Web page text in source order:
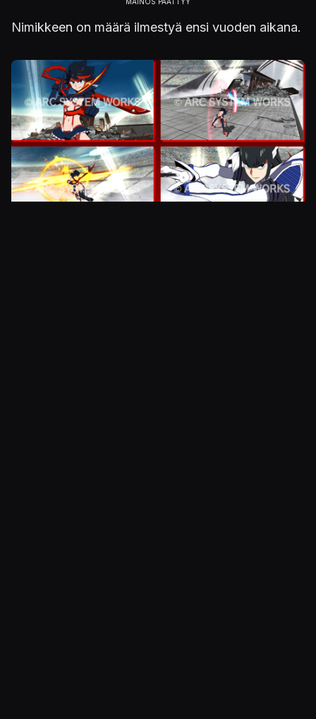
Nimikkeen on määrä ilmestyä ensi vuoden aikana.